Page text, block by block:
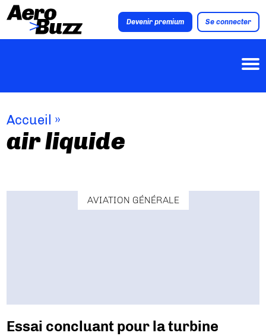
Devenir premium Se connecter
Accueil »
air liquide
AVIATION GÉNÉRALE
Essai concluant pour la turbine